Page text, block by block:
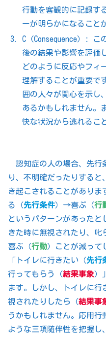
行動を客観的に記録す
ーが明らかになること
C（Consequence）: こ
後の結果や影響を評価
どのように反応やフィ
理解することが重要で
囲の人々が関心を示し
あるかもしれません。
快な状況から逃れるこ
認知症の人の場合、先行
り、不明確だったりすると
き起こされることがありま
る（先行条件）→喜ぶ（行
というパターンがあったと
きた時に無視されたり、叱
喜ぶ（行動）ことが減って
「トイレに行きたい（先行
行ってもらう（結果事象）
ます。しかし、トイレに
視されたりしたら（結果事
うかもしれません。応用行
ような三項随伴性を把握し